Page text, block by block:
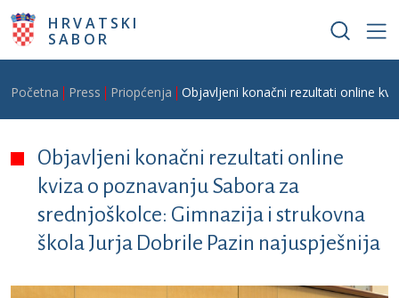
Skoči na glavni sadržaj
HRVATSKI
SABOR
Breadcrumb
Početna Press Priopćenja Objavljeni konačni rezultati online
Objavljeni konačni rezultati online
kviza o poznavanju Sabora za
srednjoškolce: Gimnazija i strukovna
škola Jurja Dobrile Pazin najuspješnija